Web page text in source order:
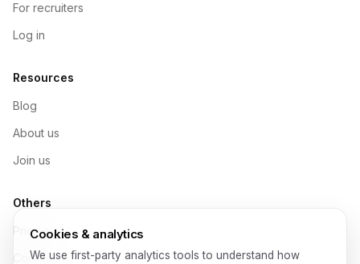
For recruiters
Log in
Resources
Blog
About us
Join us
Others
Pricing
Contact
Cookies & analytics
We use first-party analytics tools to understand how